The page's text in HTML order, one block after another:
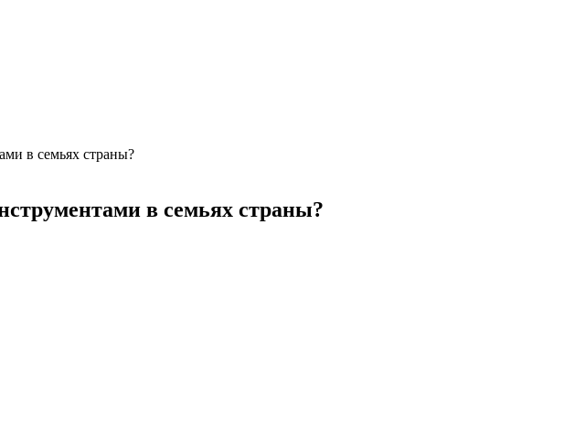
в семьях страны?
в семьях страны?